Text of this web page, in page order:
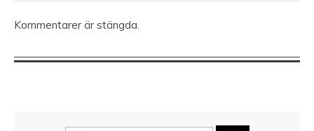
Kommentarer är stängda.